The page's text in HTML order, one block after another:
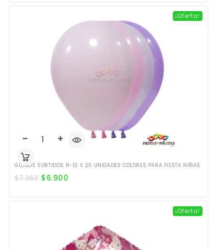
¡Oferta!
GLOBOS SURTIDOS R-12 X 20 UNIDADES COLORES PARA FIESTA NIÑAS
$7.263 $6.900
¡Oferta!